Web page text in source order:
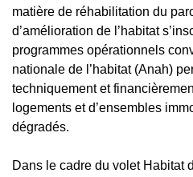
matière de réhabilitation du
d’amélioration de l’habitat
programmes opérationnels
nationale de l’habitat (Anah)
techniquement et
logements et d’ensembles
dégradés.
Dans le cadre du volet Habitat